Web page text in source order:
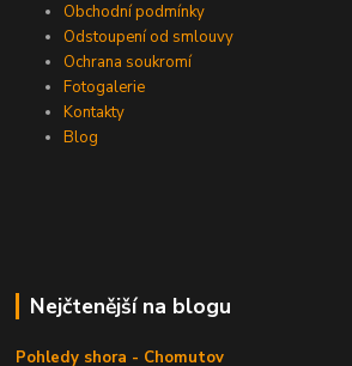
Obchodní podmínky
Odstoupení od smlouvy
Ochrana soukromí
Fotogalerie
Kontakty
Blog
Nejčtenější na blogu
Pohledy shora - Chomutov